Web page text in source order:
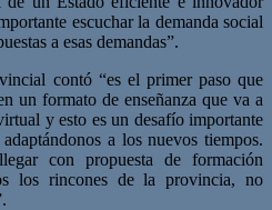
escuchar la demanda social
a esas demandas”.
contó “es el primer paso que
un formato de enseñanza que va a
y esto es un desafío importante
a los nuevos tiempos.
con propuesta de formación
los rincones de la provincia, no